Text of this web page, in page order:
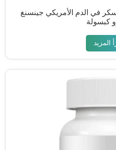
في الدم الأمريكي جينسنغ
كبسولة
المزيد